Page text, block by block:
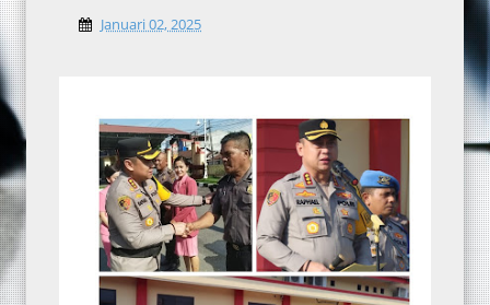
Januari 02, 2025